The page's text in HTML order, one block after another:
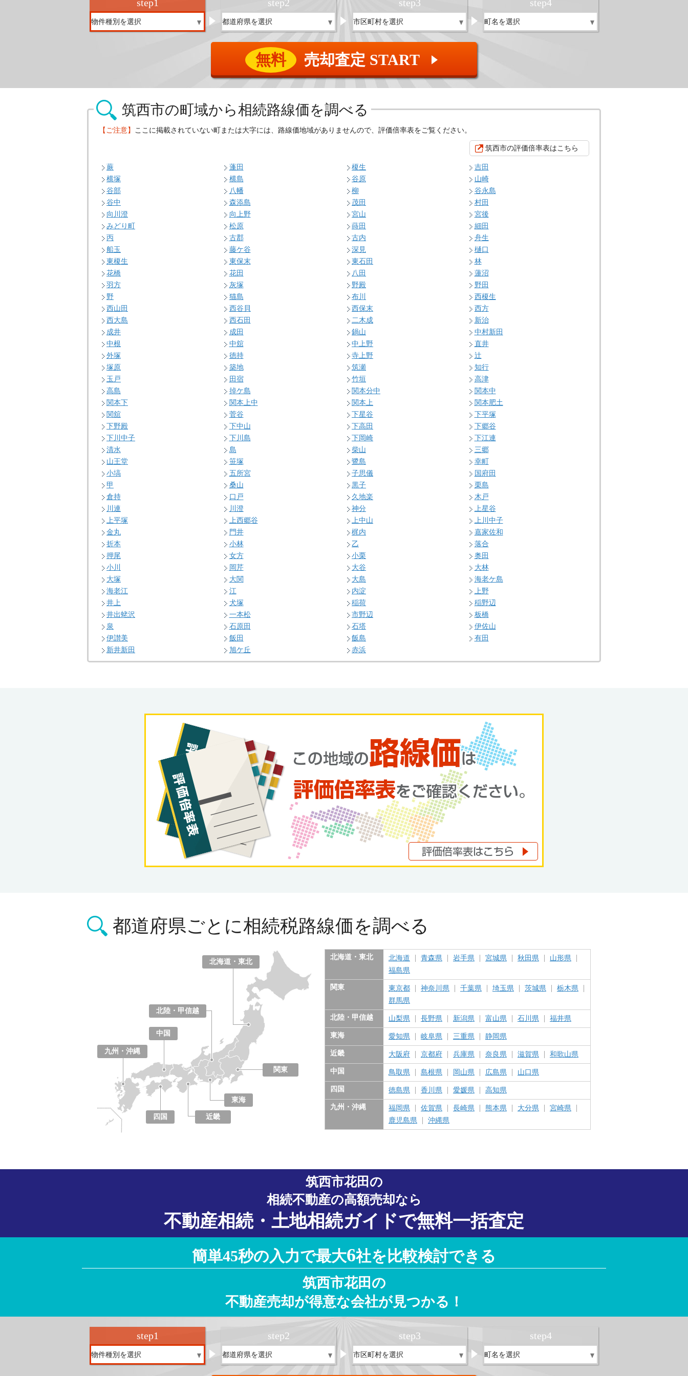
step1 step2 step3 step4
無料 売却査定 START ▲
筑西市の町域から相続路線価を調べる
【ご注意】 ここに掲載されていない町または大字には、路線価地域がありませんので、評価倍率表をご覧ください。
筑西市の評価倍率表はこちら
蕨 蓬田 榎生
吉田
横塚
横島 谷原
山崎
谷部
八幡 柳
谷永島
谷中
森添島 茂田
村田
向川澄
向上野 宮山
宮後
みどり町
松原 蒔田
細田
丙
古郡 古内
舟生
船玉
藤ケ谷 深見
樋口
東榎生
東保末 東石田
林
花橋
花田 八田
蓮沼
羽方
灰塚 野殿
野田
野
猫島 布川
西榎生
西山田
西谷貝 西保末
西方
西大島
西石田 二木成
新治
成井
成田 鍋山
中村新田
中根
中舘 中上野
直井
外塚
徳持 寺上野
辻
塚原
築地 筑瀬
知行
玉戸
田宿 竹垣
高津
高島
掉ケ島 関本分中
関本中
関本下
関本上中 関本上
関本肥土
関舘
菅谷 下星谷
下平塚
下野殿
下中山 下高田
下郷谷
下川中子
下川島 下岡崎
下江連
清水
島 柴山
三郷
山王堂
笹塚 鷺島
幸町
小塙
五所宮 子思儀
国府田
甲
桑山 黒子
栗島
倉持
口戸 久地楽
木戸
川連
川澄 神分
上星谷
上平塚
上西郷谷 上中山
上川中子
金丸
門井 梶内
嘉家佐和
折本
小林 乙
落合
押尾
女方 小栗
奥田
小川
岡芹 大谷
大林
大塚
大関 大島
海老ケ島
海老江
江 内淀
上野
井上
犬塚 稲荷
稲野辺
井出蛯沢
一本松 市野辺
板橋
泉
石原田 石塔
伊佐山
伊讃美
飯田 飯島
有田
新井新田
旭ケ丘 赤浜
都道府県ごとに相続税路線価を調べる
北海道・東北
関東
北陸・甲信越
東海
愛知県
岐阜県
三重県
静岡県
近畿
中国
四国
九州・沖縄
北海道・東北 北海道 青森県 岩手県 宮城県 秋田県
山形県
福島県
関東 東京都 神奈川県 千葉県 埼玉県 茨城県
栃木県
群馬県
北陸・甲信越 山梨県 長野県 新潟県 富山県 石川県 福井県
東海 愛知県 岐阜県 三重県 静岡県
近畿 大阪府 京都府 兵庫県 奈良県 滋賀県 和歌山県
中国 鳥取県 島根県 岡山県 広島県 山口県
四国 徳島県 香川県 愛媛県 高知県
九州・沖縄 福岡県 佐賀県 長崎県 熊本県 大分県
宮崎県
鹿児島県
沖縄県
筑西市花田の
相続不動産の高額売却なら
不動産相続・土地相続ガイドで無料一括査定
簡単45秒の入力で最大6社を比較検討できる
筑西市花田の
不動産売却が得意な会社が見つかる！
step1 step2 step3 step4